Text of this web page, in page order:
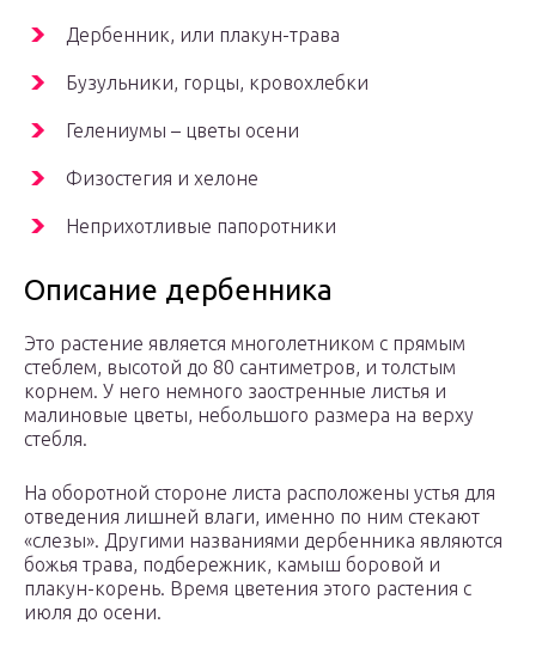
Дербенник, или плакун-трава
Бузульники, горцы, кровохлебки
Гелениумы – цветы осени
Физостегия и хелоне
Неприхотливые папоротники
Описание дербенника
Это растение является многолетником с прямым
стеблем, высотой до 80 сантиметров, и толстым
корнем. У него немного заостренные листья и
малиновые цветы, небольшого размера на верху
стебля.
На оборотной стороне листа расположены устья для
отведения лишней влаги, именно по ним стекают
«слезы». Другими названиями дербенника являются
божья трава, подбережник, камыш боровой и
плакун-корень. Время цветения этого растения с
июля до осени.